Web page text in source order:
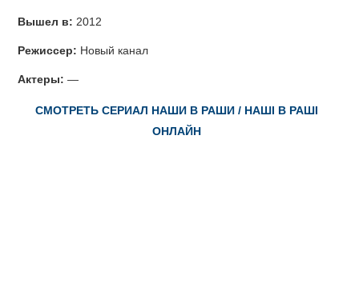
Вышел в: 2012
Режиссер: Новый канал
Актеры: —
СМОТРЕТЬ СЕРИАЛ НАШИ В РАШИ / НАШІ В РАШІ
ОНЛАЙН